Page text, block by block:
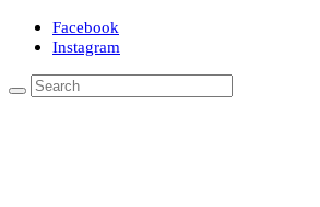
Facebook
Instagram